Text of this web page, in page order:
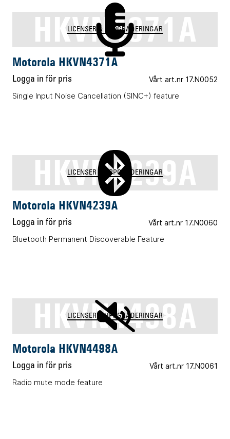
HKVN4371A
LICENSER & UPPGRADERINGAR
Motorola HKVN4371A
Logga in för pris Vårt art.nr 17.N0052
Single Input Noise Cancellation (SINC+) feature
HKVN4239A
LICENSER & UPPGRADERINGAR
Motorola HKVN4239A
Logga in för pris Vårt art.nr 17.N0060
Bluetooth Permanent Discoverable Feature
HKVN4498A
LICENSER & UPPGRADERINGAR
Motorola HKVN4498A
Logga in för pris Vårt art.nr 17.N0061
Radio mute mode feature